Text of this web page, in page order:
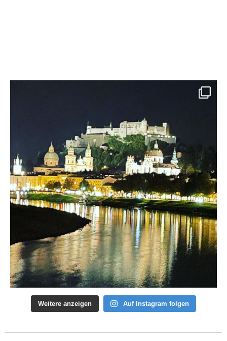
Weitere anzeigen Auf Instagram folgen